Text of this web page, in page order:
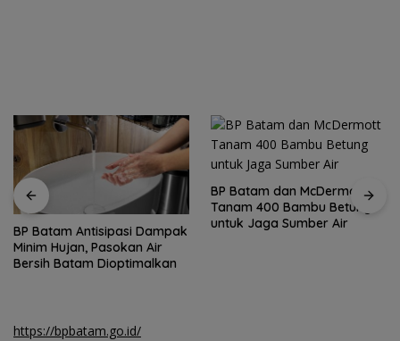
BP Batam dan McDermott
Tanam 400 Bambu Betung
untuk Jaga Sumber Air
HAN 2026, Amsakar-Li
https://bpbatam.go.id/